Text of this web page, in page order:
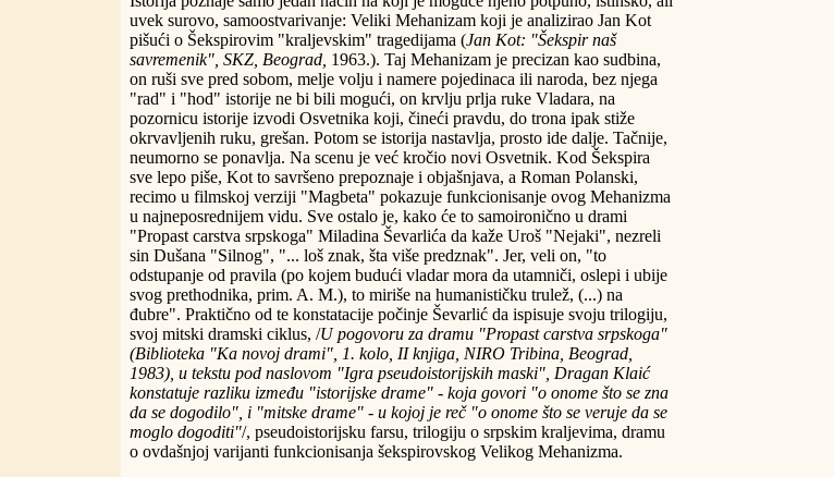
uvek surovo, samoostvarivanje: Veliki Mehanizam koji je analizirao Jan Kot
pišući o Šekspirovim "kraljevskim" tragedijama (Jan Kot: "Šekspir naš
savremenik", SKZ, Beograd, 1963.). Taj Mehanizam je precizan kao sudbina,
on ruši sve pred sobom, melje volju i namere pojedinaca ili naroda, bez njega
"rad" i "hod" istorije ne bi bili mogući, on krvlju prlja ruke Vladara, na
pozornicu istorije izvodi Osvetnika koji, čineći pravdu, do trona ipak stiže
okrvavljenih ruku, grešan. Potom se istorija nastavlja, prosto ide dalje. Tačnije,
neumorno se ponavlja. Na scenu je već kročio novi Osvetnik. Kod Šekspira
sve lepo piše, Kot to savršeno prepoznaje i objašnjava, a Roman Polanski,
recimo u filmskoj verziji "Magbeta" pokazuje funkcionisanje ovog Mehanizma
u najneposrednijem vidu. Sve ostalo je, kako će to samoironično u drami
"Propast carstva srpskoga" Miladina Ševarlića da kaže Uroš "Nejaki", nezreli
sin Dušana "Silnog", "... loš znak, šta više predznak". Jer, veli on, "to
odstupanje od pravila (po kojem budući vladar mora da utamniči, oslepi i ubije
svog prethodnika, prim. A. M.), to miriše na humanističku trulež, (...) na
đubre". Praktično od te konstatacije počinje Ševarlić da ispisuje svoju trilogiju,
svoj mitski dramski ciklus, /U pogovoru za dramu "Propast carstva srpskoga"
(Biblioteka "Ka novoj drami", 1. kolo, II knjiga, NIRO Tribina, Beograd,
1983), u tekstu pod naslovom "Igra pseudoistorijskih maski", Dragan Klaić
konstatuje razliku između "istorijske drame" - koja govori "o onome što se zna
da se dogodilo", i "mitske drame" - u kojoj je reč "o onome što se veruje da se
moglo dogoditi"/, pseudoistorijsku farsu, trilogiju o srpskim kraljevima, dramu
o ovdašnjoj varijanti funkcionisanja šekspirovskog Velikog Mehanizma.